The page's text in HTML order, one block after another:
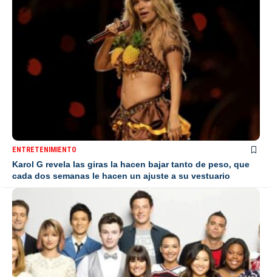
ENTRETENIMIENTO
Karol G revela las giras la hacen bajar tanto de peso, que
cada dos semanas le hacen un ajuste a su vestuario